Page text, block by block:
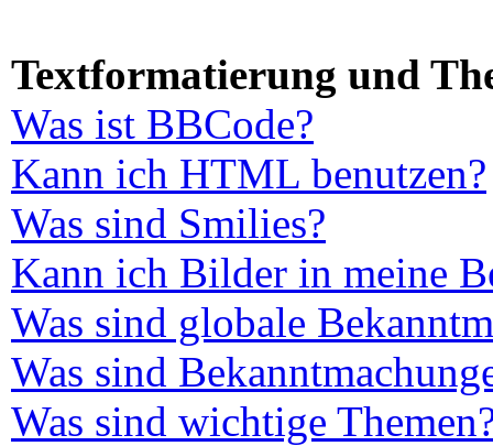
Textformatierung und
Was ist BBCode?
Kann ich HTML benutzen?
Was sind Smilies?
Kann ich Bilder in meine
Was sind globale
Was sind
Was sind wichtige